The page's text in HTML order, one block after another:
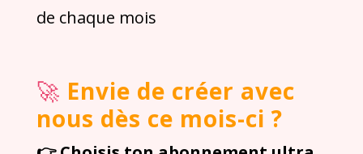
de chaque mois
🚀 Envie de créer avec
nous dès ce mois-ci ?